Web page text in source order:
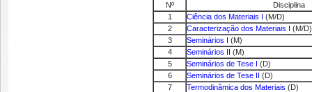
Nº
Disciplina
1
Ciência dos Materiais I (M/D)
2
Caracterização dos Materiais I (M/D)
3
Seminários I (M)
4
Seminários II (M)
5
Seminários de Tese I (D)
6
Seminários de Tese II (D)
7
Termodinâmica dos Materiais (D)